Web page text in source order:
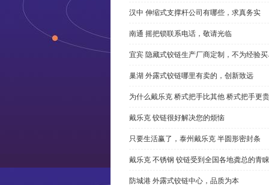
汉中 伸缩式支撑杆公司有哪些，求真务实
南通 摇把锁联系电话，敬请光临
宜宾 隐藏式铰链生产厂商定制，不为经验
巢湖 外露式铰链哪里有卖的，创新致远
为什么戴乐克 桥式把手比其他 桥式把手更
戴乐克 铰链很好解决您的烦恼
只要生活赢了，泰州戴乐克 半圆形密封条
戴乐克 不锈钢 铰链受到全国各地龚总的青睐
防城港 外露式铰链中心，品质为本